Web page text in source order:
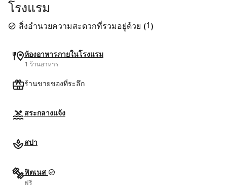
โรงแรม
สิ่งอำนวยความสะดวกที่รวมอยู่ด้วย (1 )
ห้องอาหารภายในโรงแรม
1 ร้านอาหาร
ร้านขายของที่ระลึก
สระกลางแจ้ง
สปา
ฟิตเนส
ฟรี